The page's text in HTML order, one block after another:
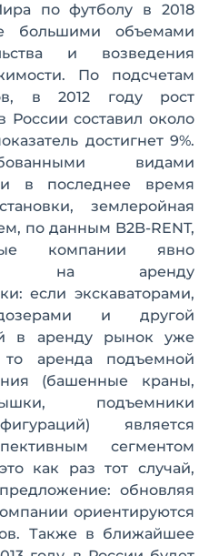
по футболу в 2018
большими объемами
и возведения
По подсчетам
в 2012 году рост
России составил около
достигнет 9%.
видами
в последнее время
землеройная
по данным B2B-RENT,
компании явно
на аренду
если экскаваторами,
и другой
в аренду рынок уже
то аренда подъемной
(башенные краны,
подъемники
является
сегментом
как раз тот случай,
обновляя
ориентируются
Также в ближайшее